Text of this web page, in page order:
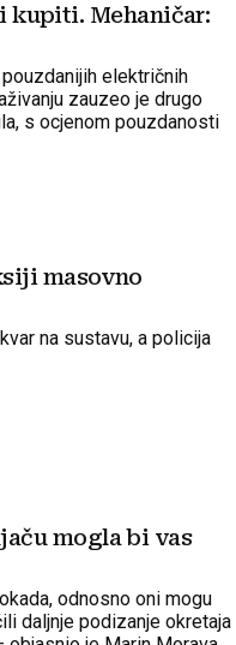
kupiti. Mehaničar:
pouzdanijih električnih
zauzeo je drugo
s ocjenom pouzdanosti
masovno
na sustavu, a policija
mogla bi vas
odnosno oni mogu
daljnje podizanje okretaja